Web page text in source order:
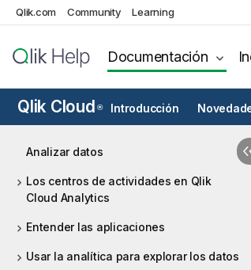
Qlik.com Community Learning
Documentación
Qlik Cloud ® Introducción
Analizar datos
Los centros de actividades en Qlik
Cloud Analytics
Entender las aplicaciones
Usar la analítica para explorar los datos